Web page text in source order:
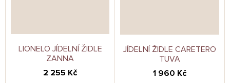
LIONELO JÍDELNÍ ŽIDLE
ZANNA
2 255 Kč
JÍDELNÍ ŽIDLE CARETERO
TUVA
1 960 Kč